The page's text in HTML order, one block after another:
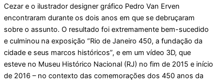
Cezar e o ilustrador designer gráfico Pedro Van Erven
encontraram durante os dois anos em que se debruçaram
sobre o assunto. O resultado foi extremamente bem-sucedido
e culminou na exposição “Rio de Janeiro 450, a fundação da
cidade e seus marcos históricos”, e em um vídeo 3D, que
esteve no Museu Histórico Nacional (RJ) no fim de 2015 e início
de 2016 – no contexto das comemorações dos 450 anos da